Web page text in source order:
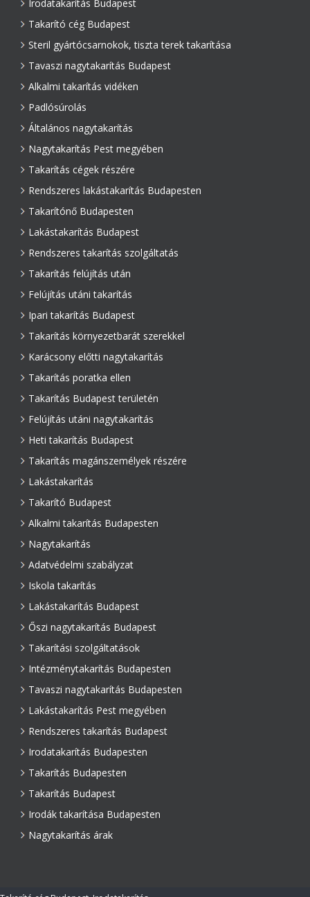
Irodatakarítás Budapest
Takarító cég Budapest
Steril gyártócsarnokok, tiszta terek takarítása
Tavaszi nagytakarítás Budapest
Alkalmi takarítás vidéken
Padlósúrolás
Általános nagytakarítás
Nagytakarítás Pest megyében
Takarítás cégek részére
Rendszeres lakástakarítás Budapesten
Takarítónő Budapesten
Lakástakarítás Budapest
Rendszeres takarítás szolgáltatás
Takarítás felújítás után
Felújítás utáni takarítás
Ipari takarítás Budapest
Takarítás környezetbarát szerekkel
Karácsony előtti nagytakarítás
Takarítás poratka ellen
Takarítás Budapest területén
Felújítás utáni nagytakarítás
Heti takarítás Budapest
Takarítás magánszemélyek részére
Lakástakarítás
Takarító Budapest
Alkalmi takarítás Budapesten
Nagytakarítás
Adatvédelmi szabályzat
Iskola takarítás
Lakástakarítás Budapest
Őszi nagytakarítás Budapest
Takarítási szolgáltatások
Intézménytakarítás Budapesten
Tavaszi nagytakarítás Budapesten
Lakástakarítás Pest megyében
Rendszeres takarítás Budapest
Irodatakarítás Budapesten
Takarítás Budapesten
Takarítás Budapest
Irodák takarítása Budapesten
Nagytakarítás árak